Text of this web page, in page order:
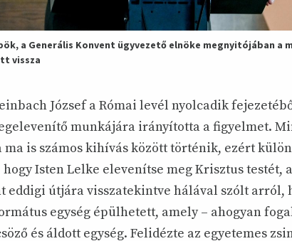
a Generális Konvent ügyvezető elnöke megnyitójában a
vissza
József a Római levél nyolcadik
munkájára irányította a figyelmet.
ma is számos kihívás között történik, ezért
Isten Lelke elevenítse meg Krisztus testét,
eddigi útjára visszatekintve hálával szólt arról,
egység épülhetett, amely – ahogyan
és áldott egység. Felidézte az egyetemes